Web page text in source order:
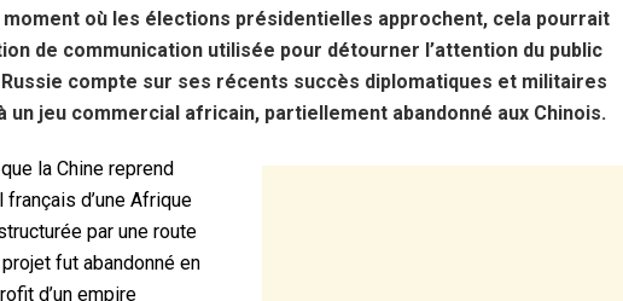
où les élections présidentielles approchent, cela pourrait
de communication utilisée pour détourner l’attention du public
compte sur ses récents succès diplomatiques et militaires
un jeu commercial africain, partiellement abandonné aux Chinois.
la Chine reprend
français d’une Afrique
par une route
fut abandonné en
d’un empire